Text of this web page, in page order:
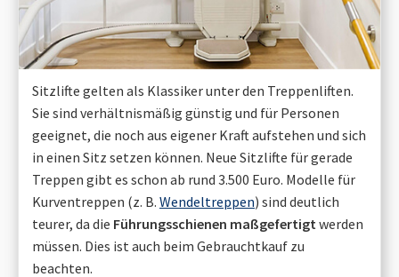
Sitzlifte gelten als Klassiker unter den Treppenliften.
Sie sind verhältnismäßig günstig und für Personen
geeignet, die noch aus eigener Kraft aufstehen und sich
in einen Sitz setzen können. Neue Sitzlifte für gerade
Treppen gibt es schon ab rund 3.500 Euro. Modelle für
Kurventreppen (z. B. Wendeltreppen) sind deutlich
teurer, da die Führungsschienen maßgefertigt werden
müssen. Dies ist auch beim Gebrauchtkauf zu
beachten.